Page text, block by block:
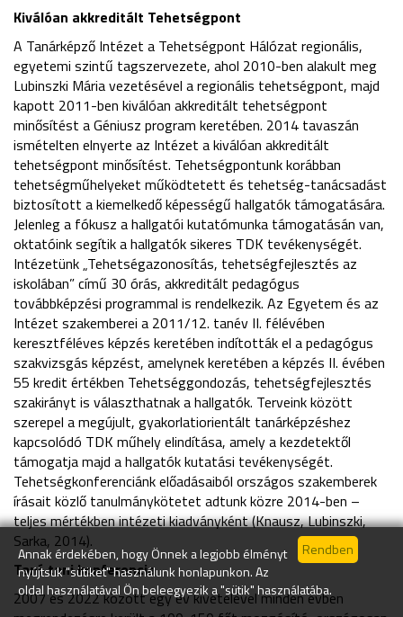
Annak érdekében, hogy Önnek a legjobb élményt
nyújtsuk "sütiket" használunk honlapunkon. Az
oldal használatával Ön beleegyezik a "sütik" használatába.
Kiválóan akkreditált Tehetségpont
A Tanárképző Intézet a Tehetségpont Hálózat regionális,
egyetemi szintű tagszervezete, ahol 2010-ben alakult meg
Lubinszki Mária vezetésével a regionális tehetségpont, majd
kapott 2011-ben kiválóan akkreditált tehetségpont
minősítést a Géniusz program keretében. 2014 tavaszán
ismételten elnyerte az Intézet a kiválóan akkreditált
tehetségpont minősítést. Tehetségpontunk korábban
tehetségműhelyeket működtetett és tehetség-tanácsadást
biztosított a kiemelkedő képességű hallgatók támogatására.
Jelenleg a fókusz a hallgatói kutatómunka támogatásán van,
oktatóink segítik a hallgatók sikeres TDK tevékenységét.
Intézetünk „Tehetségazonosítás, tehetségfejlesztés az
iskolában” című 30 órás, akkreditált pedagógus
továbbképzési programmal is rendelkezik. Az Egyetem és az
Intézet szakemberei a 2011/12. tanév II. félévében
keresztféléves képzés keretében indították el a pedagógus
szakvizsgás képzést, amelynek keretében a képzés II. évében
55 kredit értékben Tehetséggondozás, tehetségfejlesztés
szakirányt is választhatnak a hallgatók. Terveink között
szerepel a megújult, gyakorlatiorientált tanárképzéshez
kapcsolódó TDK műhely elindítása, amely a kezdetektől
támogatja majd a hallgatók kutatási tevékenységét.
Tehetségkonferenciánk előadásaiból országos szakemberek
írásait közlő tanulmánykötetet adtunk közre 2014-ben –
teljes mértékben intézeti kiadványként (Knausz, Lubinszki,
Sarka, 2014).
Taní-tani konferencia
2007 és 2022 között egy év kivételével minden évben